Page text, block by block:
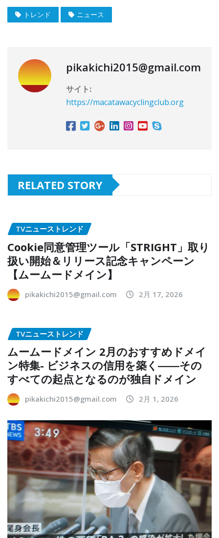
トレンド ニュース
pikakichi2015@gmail.com
サイト:
https://macatawacyclingclub.org
RELATED STORY
TVニューストレンド
Cookie同意管理ツール「STRIGHT」取り
扱い開始＆リリース記念キャンペーン
【ムームードメイン】
pikakichi2015@gmail.com 2月 17, 2026
TVニューストレンド
ムームードメイン 2月のおすすめドメイ
ン特集- ビジネスの信用を築く――その
すべての起点となるのが独自ドメイン
pikakichi2015@gmail.com 2月 1, 2026